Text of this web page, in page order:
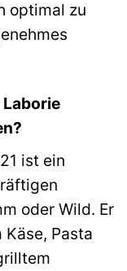
optimal zu
ist ein
oder Wild. Er
Pasta